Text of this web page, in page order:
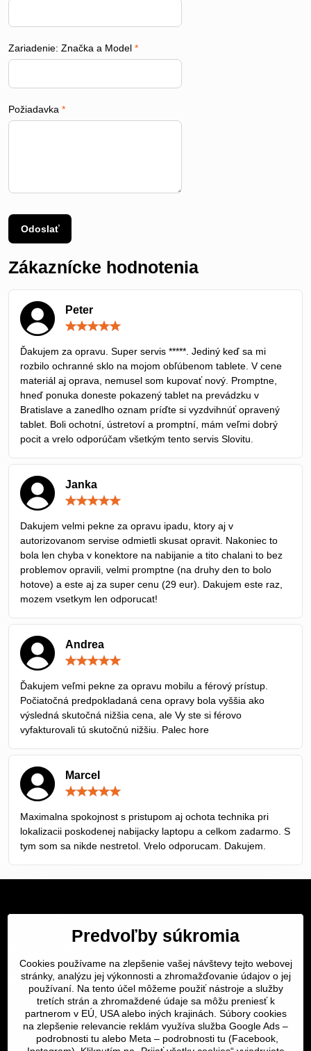
Zariadenie: Značka a Model *
Požiadavka *
Odoslať
Zákaznícke hodnotenia
Peter
5
Ďakujem za opravu. Super servis *****. Jediný keď sa mi
rozbilo ochranné sklo na mojom obľúbenom tablete. V cene
materiál aj oprava, nemusel som kupovať nový. Promptne,
hneď ponuka doneste pokazený tablet na prevádzku v
Bratislave a zanedlho oznam príďte si vyzdvihnúť opravený
tablet. Boli ochotní, ústretoví a promptní, mám veľmi dobrý
pocit a vrelo odporúčam všetkým tento servis Slovitu.
Janka
5
Dakujem velmi pekne za opravu ipadu, ktory aj v
autorizovanom servise odmietli skusat opravit. Nakoniec to
bola len chyba v konektore na nabijanie a tito chalani to bez
problemov opravili, velmi promptne (na druhy den to bolo
hotove) a este aj za super cenu (29 eur). Dakujem este raz,
mozem vsetkym len odporucat!
Andrea
5
Ďakujem veľmi pekne za opravu mobilu a férový prístup.
Počiatočná predpokladaná cena opravy bola vyššia ako
výsledná skutočná nižšia cena, ale Vy ste si férovo
vyfakturovali tú skutočnú nižšiu. Palec hore
Marcel
5
Maximalna spokojnost s pristupom aj ochota technika pri
lokalizacii poskodenej nabijacky laptopu a celkom zadarmo. S
tym som sa nikde nestretol. Vrelo odporucam. Dakujem.
Servis Bratislava
Servis Košice
Dôležité odkazy
Predvoľby súkromia
Cookies používame na zlepšenie vašej návštevy tejto webovej
stránky, analýzu jej výkonnosti a zhromažďovanie údajov o jej
používaní. Na tento účel môžeme použiť nástroje a služby
tretích strán a zhromaždené údaje sa môžu preniesť k
partnerom v EÚ, USA alebo iných krajinách. Súbory cookies
na zlepšenie relevancie reklám využíva služba Google Ads –
podrobnosti tu alebo Meta – podrobnosti tu (Facebook,